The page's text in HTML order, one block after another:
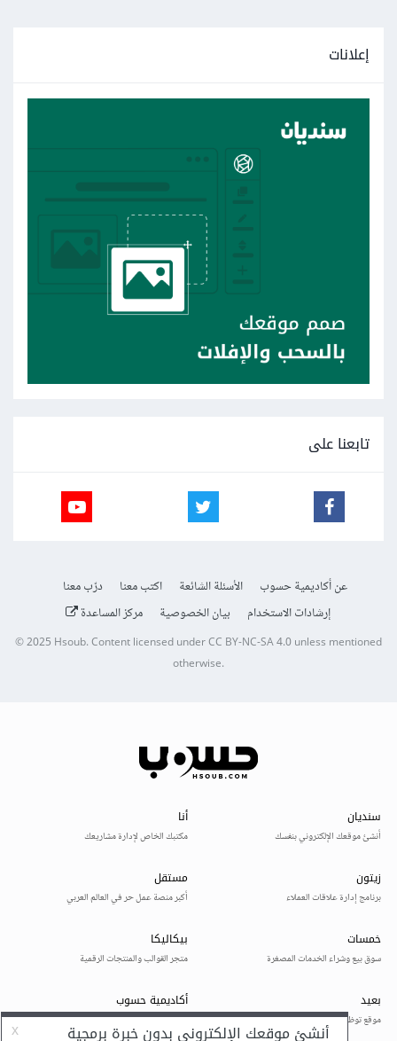
إعلانات
تابعنا على
عن أكاديمية حسوب الأسئلة الشائعة اكتب معنا
درّب معنا
إرشادات الاستخدام
بيان الخصوصية مركز المساعدة
© 2025Hsoub.Content licensed underCC BY-NC-SA 4.0unless mentioned
otherwise.